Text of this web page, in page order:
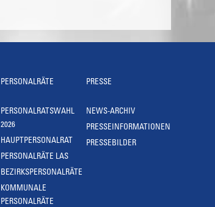
PERSONALRÄTE
PERSONALRATSWAHL
2026
HAUPTPERSONALRAT
PERSONALRÄTE LAS
BEZIRKSPERSONALRÄTE
KOMMUNALE
PERSONALRÄTE
PRESSE
NEWS-ARCHIV
PRESSEINFORMATIONEN
PRESSEBILDER